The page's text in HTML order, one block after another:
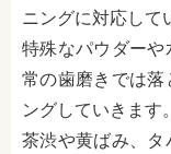
ニングに対応して
特殊なパウダーや
常の歯磨きでは
ングしていきます。
茶渋や黄ばみ、タ